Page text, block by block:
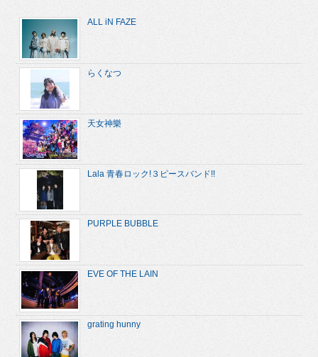
ALL iN FAZE
らくなつ
天女神樂
Lala 青春ロック!３ピースバンド!!
PURPLE BUBBLE
EVE OF THE LAIN
grating hunny